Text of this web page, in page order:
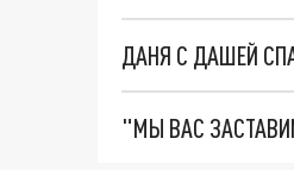
ДАНЯ С ДАШЕЙ